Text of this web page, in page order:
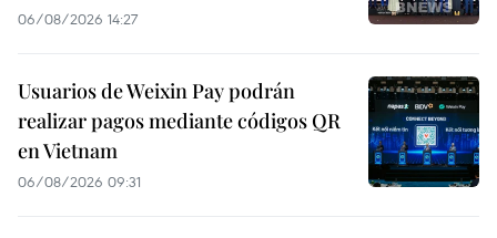
06/08/2026 14:27
Usuarios de Weixin Pay podrán
realizar pagos mediante códigos QR
en Vietnam
06/08/2026 09:31